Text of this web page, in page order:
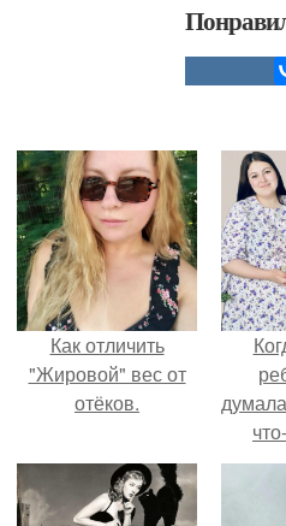
Как отличить
"Жировой" вес от
отёков.